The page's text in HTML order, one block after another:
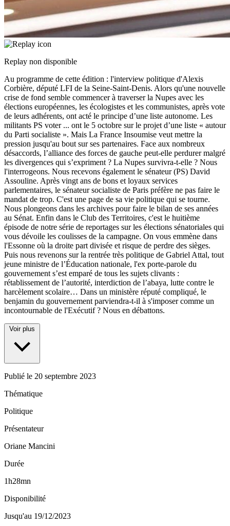
Replay non disponible
Au programme de cette édition : l'interview politique d'Alexis
Corbière, député LFI de la Seine-Saint-Denis. Alors qu'une nouvelle
crise de fond semble commencer à traverser la Nupes avec les
élections européennes, les écologistes et les communistes, après vote
de leurs adhérents, ont acté le principe d’une liste autonome. Les
militants PS voter ... ont le 5 octobre sur le projet d’une liste « autour
du Parti socialiste ». Mais La France Insoumise veut mettre la
pression jusqu'au bout sur ses partenaires. Face aux nombreux
désaccords, l’alliance des forces de gauche peut-elle perdurer malgré
les divergences qui s’expriment ? La Nupes survivra-t-elle ? Nous
l'interrogeons. Nous recevons également le sénateur (PS) David
Assouline. Après vingt ans de bons et loyaux services
parlementaires, le sénateur socialiste de Paris préfère ne pas faire le
mandat de trop. C'est une page de sa vie politique qui se tourne.
Nous plongeons dans les archives pour faire le bilan de ses années
au Sénat. Enfin dans le Club des Territoires, c'est le huitième
épisode de notre série de reportages sur les élections sénatoriales qui
vous dévoile les coulisses de la campagne. On vous emmène dans
l'Essonne où la droite part divisée et risque de perdre des sièges.
Puis nous revenons sur la rentrée très politique de Gabriel Attal, tout
jeune ministre de l’Éducation nationale, l'ex porte-parole du
gouvernement s’est emparé de tous les sujets clivants :
rétablissement de l’autorité, interdiction de l’abaya, lutte contre le
harcèlement scolaire… Dans un ministère réputé compliqué, le
benjamin du gouvernement parviendra-t-il à s'imposer comme un
incontournable de l'Exécutif ? Nous en débattons.
Voir plus
Publié le 20 septembre 2023
Thématique
Politique
Présentateur
Oriane Mancini
Durée
1h28mn
Disponibilité
Jusqu'au 19/12/2023